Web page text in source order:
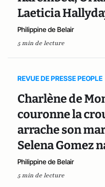
Laeticia
Philippine de Belair
5 min de lecture
REVUE DE PRESSE PEOPLE
Charlène de
couronne la
arrache son
Selena Gomez
Philippine de Belair
5 min de lecture